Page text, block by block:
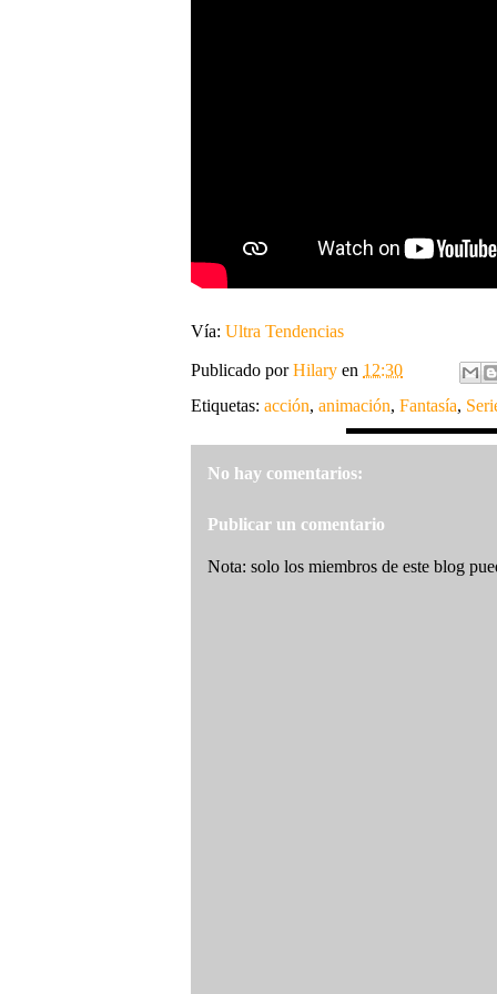
Vía: Ultra Tendencias
Publicado porHilary en 12:30
Etiquetas: acción, animación, Fantasía,
No hay comentarios:
Publicar un comentario
Nota: solo los miembros de este blog